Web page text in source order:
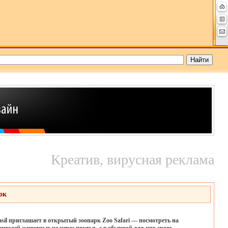
Креатив, вирусная реклама
приглашает в открытый зоопарк Zoo Safari — посмотреть на